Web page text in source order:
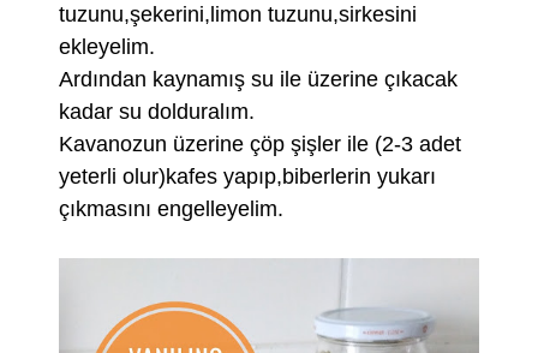
tuzunu,şekerini,limon tuzunu,sirkesini
ekleyelim.
Ardından kaynamış su ile üzerine çıkacak
kadar su dolduralım.
Kavanozun üzerine çöp şişler ile (2-3 adet
yeterli olur)kafes yapıp,biberlerin yukarı
çıkmasını engelleyelim.